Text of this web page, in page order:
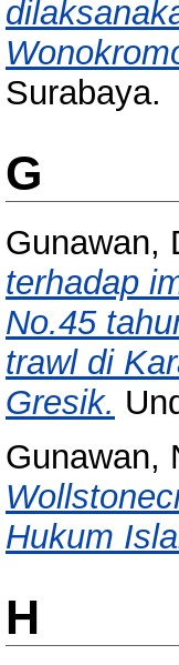
Surabaya.
G
Gunawan,
terhadap
No.45
trawl di
Gresik.
Gunawan,
Hukum
H